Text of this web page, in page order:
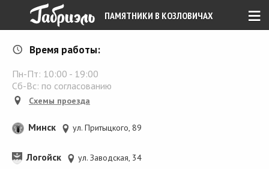
≡
ПАМЯТНИКИ В КОЗЛОВИЧАХ
Время работы:
Пн-Пт: 10:00 - 19:00
Сб-Вс: по согласованию
Схемы проезда
Минск ул. Притыцкого, 89
Логойск ул. Заводская, 34